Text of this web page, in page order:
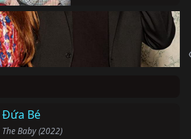
Đứa Bé
The Baby (2022)